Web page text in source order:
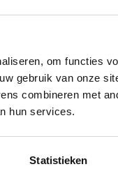
om functies
gebruik van onze
combineren met
hun services.
Statistieken
2.424 m³